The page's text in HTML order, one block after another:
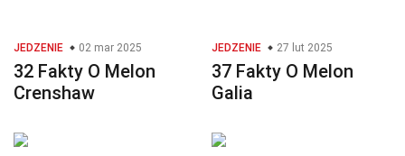
JEDZENIE 02 mar 2025
32 Fakty O Melon
Crenshaw
JEDZENIE 27 lut 2025
37 Fakty O Melon
Galia